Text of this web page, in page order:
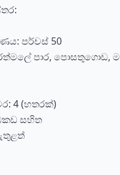
පර්චස් 50
පාර, පොසතුගොඩ,
4 (හතරක්)
සහිත